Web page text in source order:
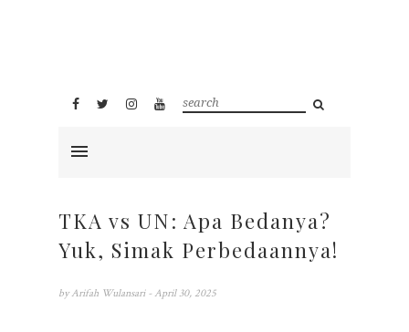
TKA vs UN: Apa Bedanya?
Yuk, Simak Perbedaannya!
by Arifah Wulansari - April 30, 2025